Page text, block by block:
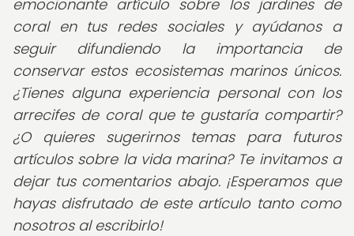
emocionante artículo sobre los jardines de
coral en tus redes sociales y ayúdanos a
seguir difundiendo la importancia de
conservar estos ecosistemas marinos únicos.
¿Tienes alguna experiencia personal con los
arrecifes de coral que te gustaría compartir?
¿O quieres sugerirnos temas para futuros
artículos sobre la vida marina? Te invitamos a
dejar tus comentarios abajo. ¡Esperamos que
hayas disfrutado de este artículo tanto como
nosotros al escribirlo!